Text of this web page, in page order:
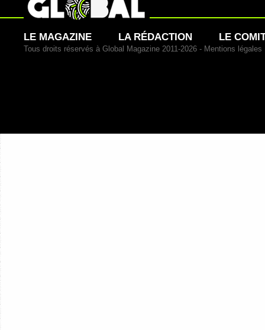
LE MAGAZINE LA RÉDACTION LE
Tous droits réservés à Global Magazine 2011-2026 - Mentions légales